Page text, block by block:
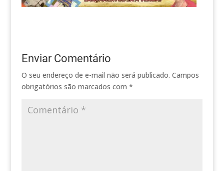
Enviar Comentário
O seu endereço de e-mail não será publicado. Campos
obrigatórios são marcados com *